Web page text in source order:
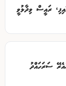
ޓަކިޖަހައިފި، ރައީސް ވިދާޅުވީ
ސަރަހައްދު